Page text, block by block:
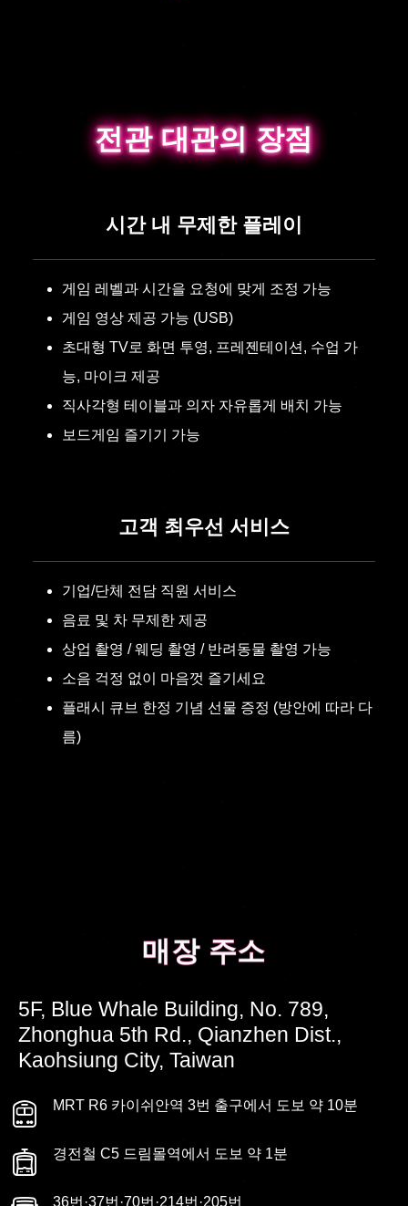
전관 대관의 장점
전관 대관의 장점
시간 내 무제한 플레이
게임 레벨과 시간을 요청에 맞게 조정 가능
게임 영상 제공 가능 (USB)
초대형 TV로 화면 투영, 프레젠테이션, 수업 가
능, 마이크 제공
직사각형 테이블과 의자 자유롭게 배치 가능
보드게임 즐기기 가능
고객 최우선 서비스
기업/단체 전담 직원 서비스
음료 및 차 무제한 제공
상업 촬영 / 웨딩 촬영 / 반려동물 촬영 가능
소음 걱정 없이 마음껏 즐기세요
플래시 큐브 한정 기념 선물 증정 (방안에 따라 다
름)
매장 주소
매장 주소
5F, Blue Whale Building, No. 789,
Zhonghua 5th Rd., Qianzhen Dist.,
Kaohsiung City, Taiwan
MRT R6 카이쉬안역 3번 출구에서 도보 약 10분
경전철 C5 드림몰역에서 도보 약 1분
36번·37번·70번·214번·205번